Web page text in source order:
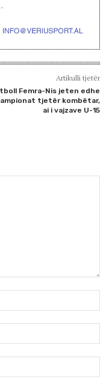
Artikulli tjetër
Femra-Nis jeten edhe
tjetër kombëtar,
ai i vajzave U-15